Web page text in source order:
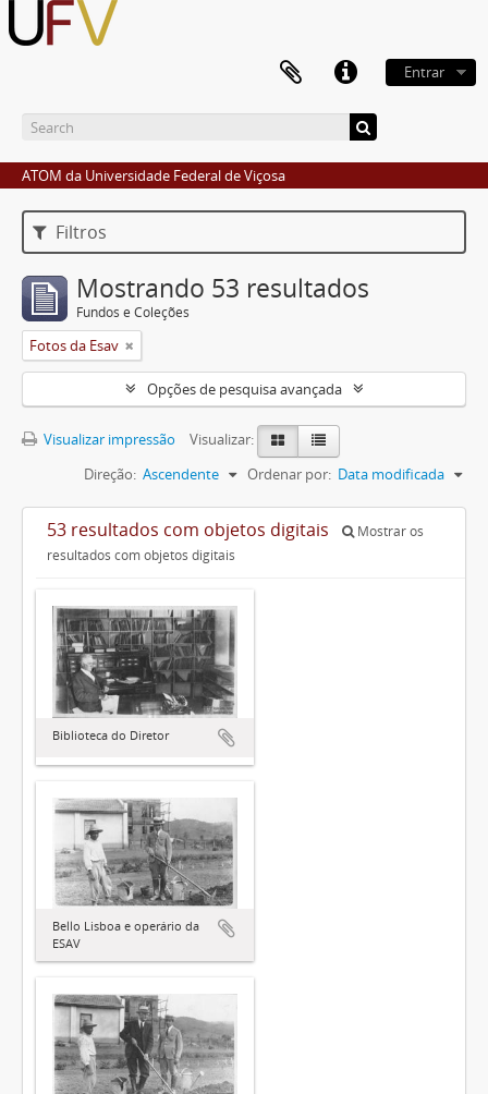
Entrar
ATOM da Universidade Federal de Viçosa
Filtros
Mostrando 53 resultados
Fundos e Coleções
Fotos da Esav
Opções de pesquisa avançada
Visualizar impressão
Visualizar:
Ordenar por: Data modificada
Direção: Ascendente
53 resultados com objetos digitais
Mostrar os
resultados com objetos digitais
Biblioteca do Diretor
Bello Lisboa e operário da
ESAV